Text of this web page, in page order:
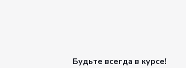
Будьте всегда в курсе!